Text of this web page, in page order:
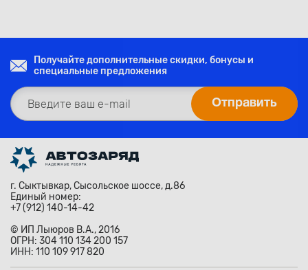
Получайте дополнительные скидки, бонусы и
специальные предложения
г. Сыктывкар, Сысольское шоссе, д.86
Единый номер:
+7 (912) 140-14-42
© ИП Лыюров В.А., 2016
ОГРН: 304 110 134 200 157
ИНН: 110 109 917 820